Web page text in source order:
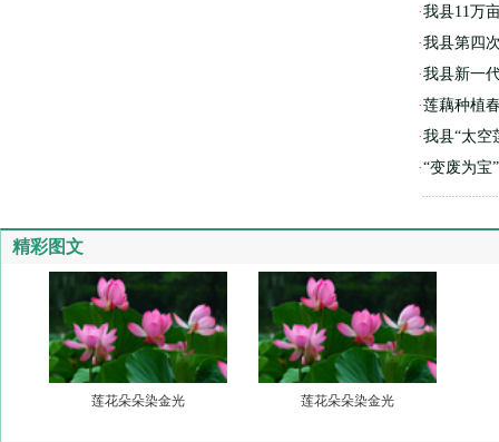
·我县11万
·我县第四
·我县新一
·莲藕种植
·我县“太空
·“变废为宝
精彩图文